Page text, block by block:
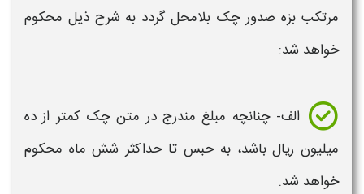
مرتکب بزه صدور چک بلامحل گردد به شرح ذیل محکوم
خواهد شد:
الف- چنانچه مبلغ مندرج در متن چک کمتر از ده
میلیون ریال باشد، به حبس تا حداکثر شش ماه محکوم
خواهد شد.